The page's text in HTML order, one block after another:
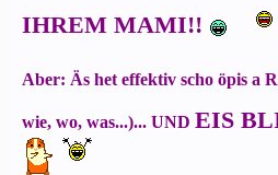
IHREM MAMI!!
Aber: Äs het effektiv scho öpis a
wie, wo, was...)... UND EIS